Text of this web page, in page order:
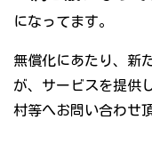
になってます。
無償化にあたり、新
が、サービスを提供
村等へお問い合わせ